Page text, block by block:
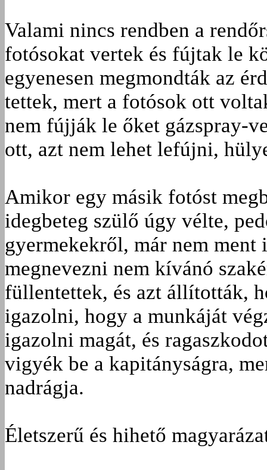
Valami nincs rendben a
fotósokat vertek és fújtak le
egyenesen megmondták az
tettek, mert a fotósok ott
nem fújják le őket gázspray-
ott, azt nem lehet lefújni,
Amikor egy másik fotóst
idegbeteg szülő úgy vélte,
gyermekekről, már nem
megnevezni nem kívánó
füllentettek, és azt állították,
igazolni, hogy a munkáját
igazolni magát, és
vigyék be a kapitányságra,
nadrágja.
Életszerű és hihető